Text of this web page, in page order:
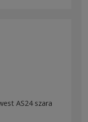
AS24 szara